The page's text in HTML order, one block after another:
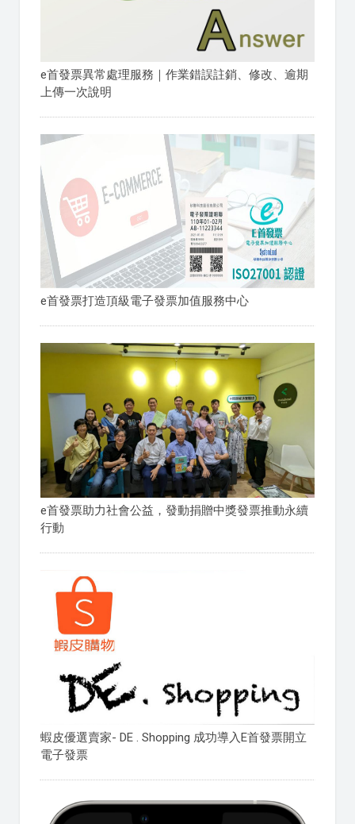
e首發票異常處理服務｜作業錯誤註銷、修改、逾期
上傳一次說明
e首發票打造頂級電子發票加值服務中心
e首發票助力社會公益，發動捐贈中獎發票推動永續
行動
蝦皮優選賣家- DE . Shopping 成功導入E首發票開立
電子發票